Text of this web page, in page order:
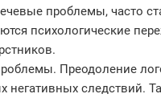
проблемы, часто
психологические
Преодоление
негативных следствий.